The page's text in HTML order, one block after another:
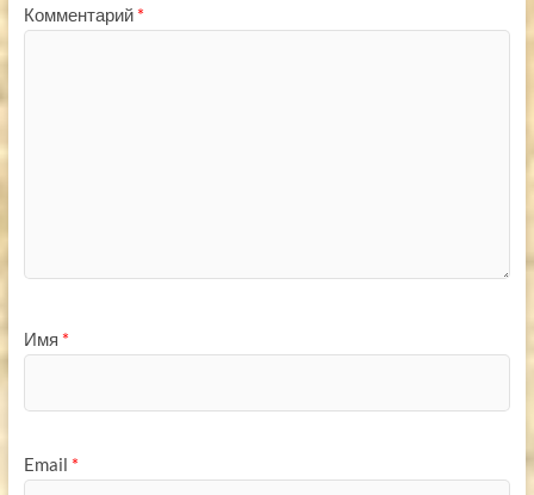
Комментарий *
Имя *
Email *